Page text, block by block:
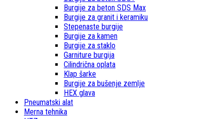
Burgije za beton SDS Max
Burgije za granit i keramiku
Stepenaste burgije
Burgije za kamen
Burgije za staklo
Garniture burgija
Cilindrična oplata
Klap šarke
Burgije za bušenje zemlje
HEX glava
Pneumatski alat
Merna tehnika